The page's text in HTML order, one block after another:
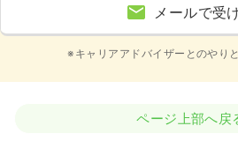
メールで受
※キャリアアドバイザーとのやり
ページ上部へ戻